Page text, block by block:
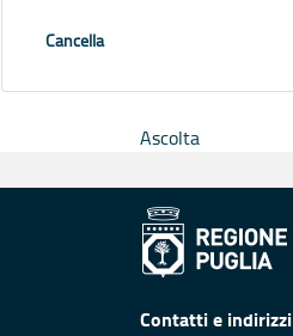
Cancella
Ascolta
Contatti e indirizzi